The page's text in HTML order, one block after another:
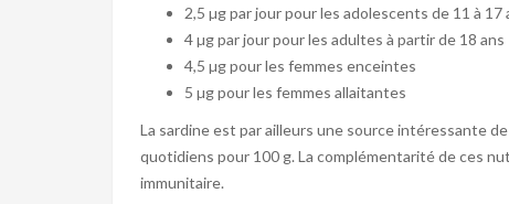
2,5 µg par jour pour les adolescents de 11 à 17
4 µg par jour pour les adultes à partir de 18 ans
4,5 µg pour les femmes enceintes
5 µg pour les femmes allaitantes
La sardine est par ailleurs une source intéressante
quotidiens pour 100 g. La complémentarité de ces
immunitaire.